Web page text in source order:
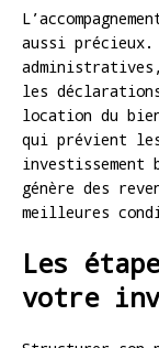
aussi précieux.
les
location du
qui prévient
investissement
génère des
meilleures
Les
votre